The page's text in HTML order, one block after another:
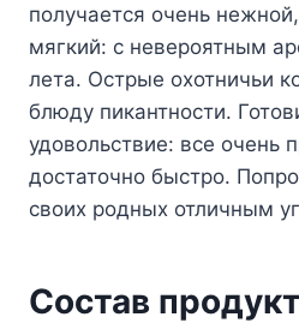
получается очень
мягкий: с невероятным
лета. Острые охотничьи
блюду пикантности.
удовольствие: все очень
достаточно быстро.
своих родных отличным
Состав